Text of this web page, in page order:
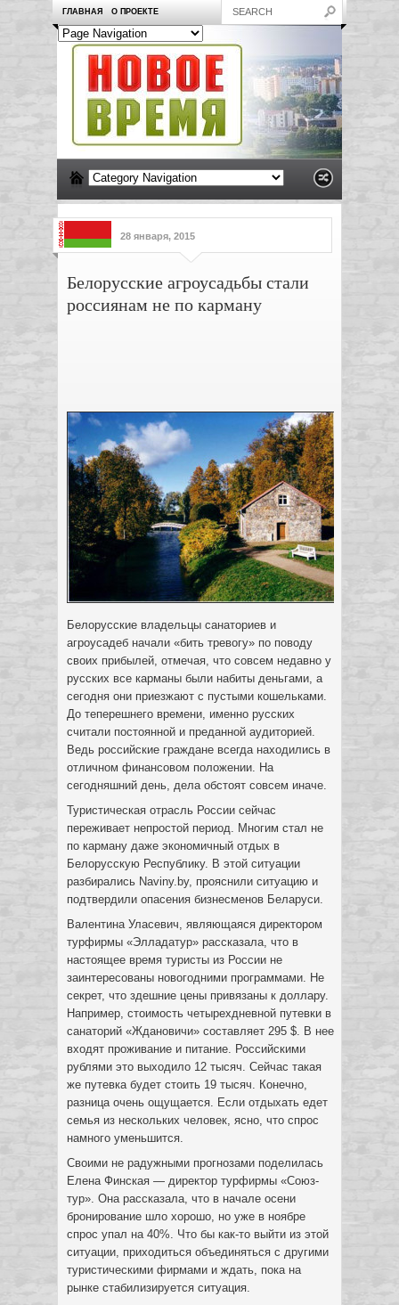
ГЛАВНАЯ О ПРОЕКТЕ
28 января, 2015
Белорусские агроусадьбы стали
россиянам не по карману
Белорусские владельцы санаториев и
агроусадеб начали «бить тревогу» по поводу
своих прибылей, отмечая, что совсем недавно у
русских все карманы были набиты деньгами, а
сегодня они приезжают с пустыми кошельками.
До теперешнего времени, именно русских
считали постоянной и преданной аудиторией.
Ведь российские граждане всегда находились в
отличном финансовом положении. На
сегодняшний день, дела обстоят совсем иначе.
Туристическая отрасль России сейчас
переживает непростой период. Многим стал не
по карману даже экономичный отдых в
Белорусскую Республику. В этой ситуации
разбирались Naviny.by, прояснили ситуацию и
подтвердили опасения бизнесменов Беларуси.
Валентина Уласевич, являющаяся директором
турфирмы «Элладатур» рассказала, что в
настоящее время туристы из России не
заинтересованы новогодними программами. Не
секрет, что здешние цены привязаны к доллару.
Например, стоимость четырехдневной путевки в
санаторий «Ждановичи» составляет 295 $. В нее
входят проживание и питание. Российскими
рублями это выходило 12 тысяч. Сейчас такая
же путевка будет стоить 19 тысяч. Конечно,
разница очень ощущается. Если отдыхать едет
семья из нескольких человек, ясно, что спрос
намного уменьшится.
Своими не радужными прогнозами поделилась
Елена Финская — директор турфирмы «Союз-
тур». Она рассказала, что в начале осени
бронирование шло хорошо, но уже в ноябре
спрос упал на 40%. Что бы как-то выйти из этой
ситуации, приходиться объединяться с другими
туристическими фирмами и ждать, пока на
рынке стабилизируется ситуация.